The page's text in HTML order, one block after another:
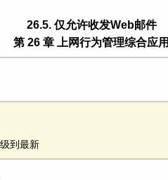
26.5. 仅允许收发Web邮件
第 26 章 上网行为管理综合应用
到最新